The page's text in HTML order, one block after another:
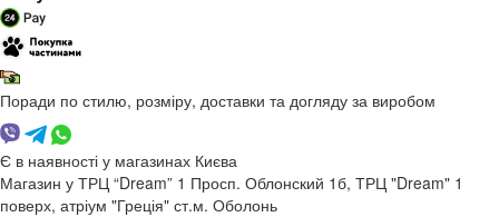
Поради по стилю, розміру, доставки та догляду за виробом
Є в наявності у магазинах Києва
Магазин у ТРЦ “Dream” 1 Просп. Облонский 1б, ТРЦ "Dream" 1
поверх, атріум "Греція" ст.м. Оболонь